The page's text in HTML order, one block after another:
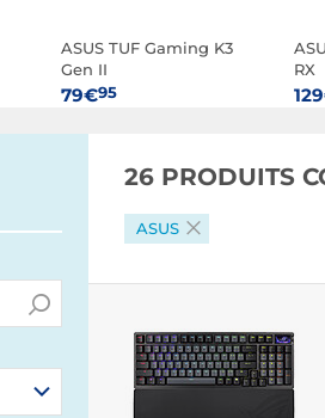
ASUS TUF Gaming K3
Gen II
79€95
RX
26 PRODUITS
ASUS